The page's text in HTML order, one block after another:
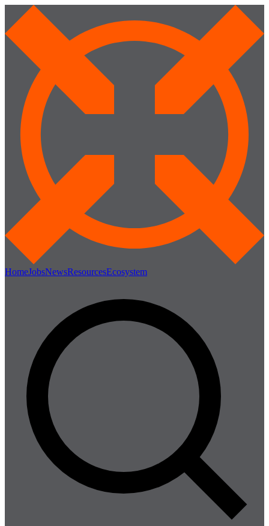
HomeJobsNewsResourcesEcosystem